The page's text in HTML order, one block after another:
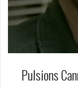
Pulsions